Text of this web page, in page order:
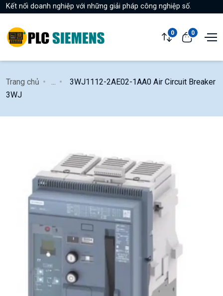
Kết nối doanh nghiệp với những giải pháp công nghiệp số.
0 0
Trang chủ
3WJ1112-2AE02-1AA0 Air Circuit Breaker
3WJ